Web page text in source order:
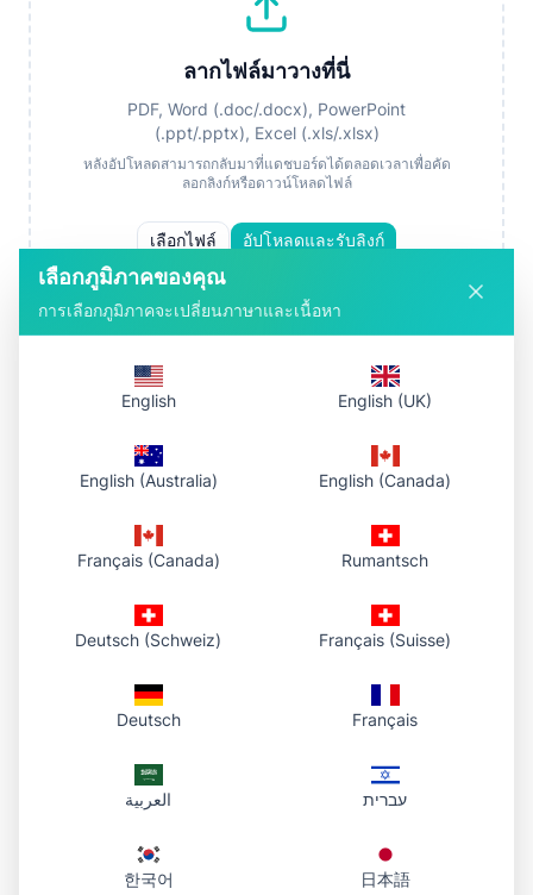
ลากไฟล์มาวางที่นี่
PDF, Word (.doc/.docx), PowerPoint
(.ppt/.pptx), Excel (.xls/.xlsx)
หลังอัปโหลดสามารถกลับมาที่แดชบอร์ดได้ตลอดเวลาเพื่อคัด
ลอกลิงก์หรือดาวน์โหลดไฟล์
เลือกไฟล์ อัปโหลดและรับลิงก์
วิธีการทำงาน
เลือกเอกสารที่รองรับจากอุปกรณ์หรือลากไปยังพื้นที่อัปโหลด
2. อัปโหลดไปยังห้องสมุด
เราบันทึกไฟล์ลงคลาวด์และแสดงในแดชบอร์ด แล้วส่งคืน URL
3. แชร์และกลับมาทีหลัง
แชร์ลิงก์ทางอีเมลหรือแชท เมื่อต้องการ เปิดแดชบอร์ดเพื่อคัดลอก
ลิงก์เดิม เปิด หรือดาวน์โหลดไฟล์
เลือกไฟล์ อัปโหลด แล้วคัดลอกลิงก์; เมื่อต้องการเปิดแดช
เลือกภูมิภาคของคุณ
การเลือกภูมิภาคจะเปลี่ยนภาษาและเนื้อหา
English English (UK)
English (Australia) English (Canada)
Français (Canada) Rumantsch
Deutsch (Schweiz) Français (Suisse)
Deutsch Français
العربية עברית
한국어 日本語